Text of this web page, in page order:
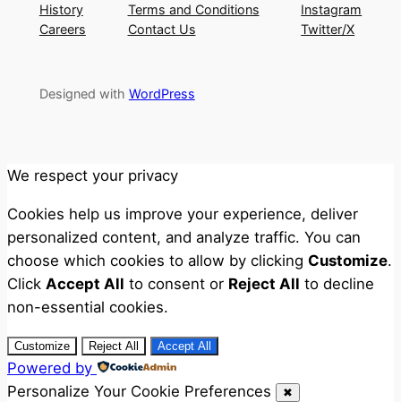
History
Careers
Terms and Conditions
Contact Us
Instagram
Twitter/X
Designed with WordPress
We respect your privacy
Cookies help us improve your experience, deliver
personalized content, and analyze traffic. You can
choose which cookies to allow by clicking Customize.
Click Accept All to consent or Reject All to decline
non-essential cookies.
Customize Reject All Accept All
Powered by
Personalize Your Cookie Preferences
✖